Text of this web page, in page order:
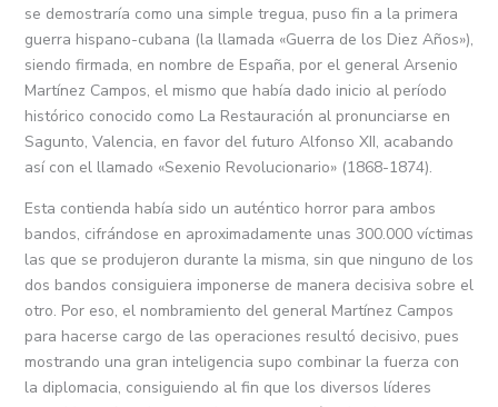
se demostraría como una simple tregua, puso fin a la primera
guerra hispano-cubana (la llamada «Guerra de los Diez Años»),
siendo firmada, en nombre de España, por el general Arsenio
Martínez Campos, el mismo que había dado inicio al período
histórico conocido como La Restauración al pronunciarse en
Sagunto, Valencia, en favor del futuro Alfonso XII, acabando
así con el llamado «Sexenio Revolucionario» (1868-1874).
Esta contienda había sido un auténtico horror para ambos
bandos, cifrándose en aproximadamente unas 300.000 víctimas
las que se produjeron durante la misma, sin que ninguno de los
dos bandos consiguiera imponerse de manera decisiva sobre el
otro. Por eso, el nombramiento del general Martínez Campos
para hacerse cargo de las operaciones resultó decisivo, pues
mostrando una gran inteligencia supo combinar la fuerza con
la diplomacia, consiguiendo al fin que los diversos líderes